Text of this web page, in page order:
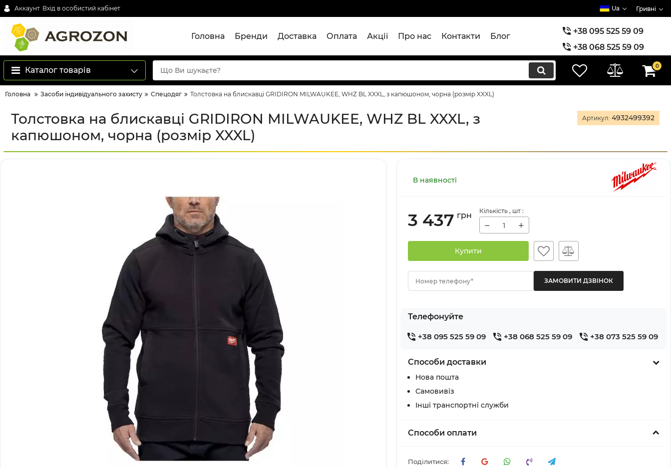
Аккаунт Вхід в особистий кабінет Ua Гривні
Головна Бренди Доставка Оплата Акції Про нас Контакти Блог
+38 095 525 59 09
+38 068 525 59 09
+38 073 525 59 09
Каталог товарів 0
Головна Засоби індивідуального захисту Спецодяг Толстовка на блискавці GRIDIRON MILWAUKEE, WHZ BL XXXL, з капюшоном, чорна (розмір XXXL)
Толстовка на блискавці GRIDIRON MILWAUKEE, WHZ BL XXXL, з
капюшоном, чорна (розмір XXXL)
Артикул: 4932499392
В наявності
3 437 грн Кількість , шт :
− +
Купити
Номер телефону*
Телефонуйте
+38 095 525 59 09 +38 068 525 59 09 +38 073 525 59 09
Способи доставки
Нова пошта
Самовивіз
Інші транспортні служби
Способи оплати
Поділитися: